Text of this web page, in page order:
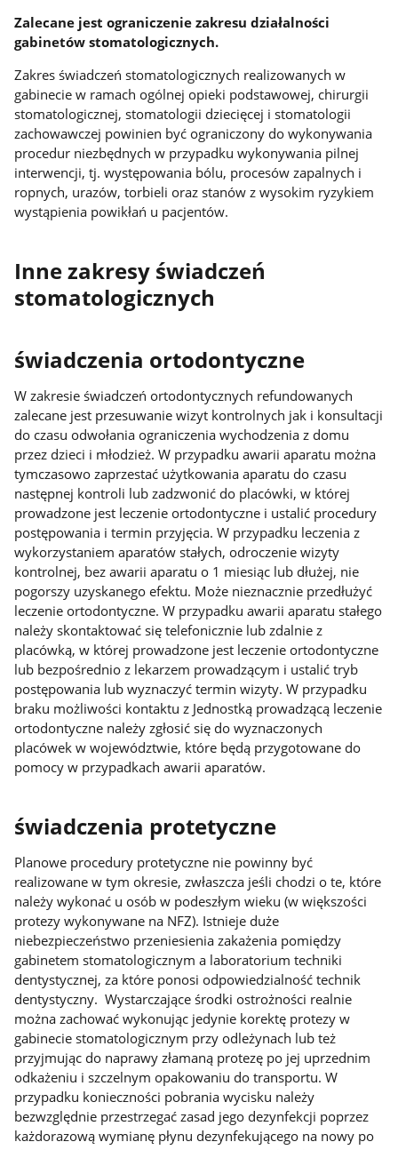
Zalecane jest ograniczenie zakresu działalności
gabinetów stomatologicznych.
Zakres świadczeń stomatologicznych realizowanych w
gabinecie w ramach ogólnej opieki podstawowej, chirurgii
stomatologicznej, stomatologii dziecięcej i stomatologii
zachowawczej powinien być ograniczony do wykonywania
procedur niezbędnych w przypadku wykonywania pilnej
interwencji, tj. występowania bólu, procesów zapalnych i
ropnych, urazów, torbieli oraz stanów z wysokim ryzykiem
wystąpienia powikłań u pacjentów.
Inne zakresy świadczeń
stomatologicznych
świadczenia ortodontyczne
W zakresie świadczeń ortodontycznych refundowanych
zalecane jest przesuwanie wizyt kontrolnych jak i konsultacji
do czasu odwołania ograniczenia wychodzenia z domu
przez dzieci i młodzież. W przypadku awarii aparatu można
tymczasowo zaprzestać użytkowania aparatu do czasu
następnej kontroli lub zadzwonić do placówki, w której
prowadzone jest leczenie ortodontyczne i ustalić procedury
postępowania i termin przyjęcia. W przypadku leczenia z
wykorzystaniem aparatów stałych, odroczenie wizyty
kontrolnej, bez awarii aparatu o 1 miesiąc lub dłużej, nie
pogorszy uzyskanego efektu. Może nieznacznie przedłużyć
leczenie ortodontyczne. W przypadku awarii aparatu stałego
należy skontaktować się telefonicznie lub zdalnie z
placówką, w której prowadzone jest leczenie ortodontyczne
lub bezpośrednio z lekarzem prowadzącym i ustalić tryb
postępowania lub wyznaczyć termin wizyty. W przypadku
braku możliwości kontaktu z Jednostką prowadzącą leczenie
ortodontyczne należy zgłosić się do wyznaczonych
placówek w województwie, które będą przygotowane do
pomocy w przypadkach awarii aparatów.
świadczenia protetyczne
Planowe procedury protetyczne nie powinny być
realizowane w tym okresie, zwłaszcza jeśli chodzi o te, które
należy wykonać u osób w podeszłym wieku (w większości
protezy wykonywane na NFZ). Istnieje duże
niebezpieczeństwo przeniesienia zakażenia pomiędzy
gabinetem stomatologicznym a laboratorium techniki
dentystycznej, za które ponosi odpowiedzialność technik
dentystyczny. Wystarczające środki ostrożności realnie
można zachować wykonując jedynie korektę protezy w
gabinecie stomatologicznym przy odleżynach lub też
przyjmując do naprawy złamaną protezę po jej uprzednim
odkażeniu i szczelnym opakowaniu do transportu. W
przypadku konieczności pobrania wycisku należy
bezwzględnie przestrzegać zasad jego dezynfekcji poprzez
każdorazową wymianę płynu dezynfekującego na nowy po